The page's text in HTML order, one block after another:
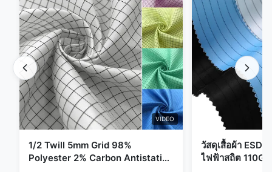
VIDEO
1/2 Twill 5mm Grid 98%
Polyester 2% Carbon Antistatic
วัสดุเสื้อผ้า ESD
ไฟฟ้าสถิต